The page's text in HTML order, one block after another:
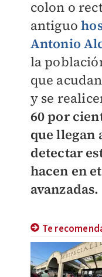
colon o
antiguo
Antonio
la
que
y se
60 por
que llegan
detectar
hacen en
avanzadas.
Te